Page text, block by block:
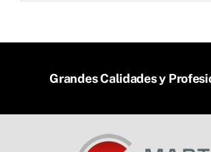
Grandes Calidades y